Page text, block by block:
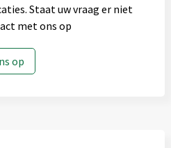
Staat uw vraag er niet
met ons op
op